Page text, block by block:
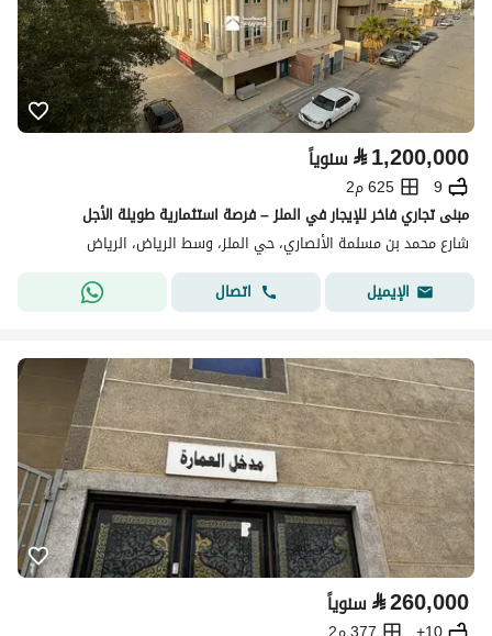
⃁1,200,000 سنوياً
9
625 م2
مبنى تجاري فاخر للإيجار في الملز – فرصة استثمارية طويلة الأجل
شارع محمد بن مسلمة الأنصاري، حي الملز، وسط الرياض، الرياض
الإيميل
اتصال
⃁260,000 سنوياً